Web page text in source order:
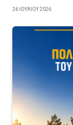
26 ΙΟΥΛΊΟΥ 2026